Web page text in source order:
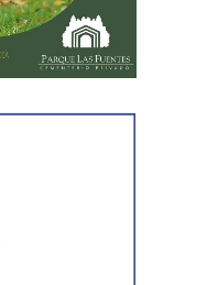
distintas diligencias